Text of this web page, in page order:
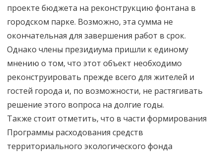
проекте бюджета на реконструкцию фонтана в
городском парке. Возможно, эта сумма не
окончательная для завершения работ в срок.
Однако члены президиума пришли к единому
мнению о том, что этот объект необходимо
реконструировать прежде всего для жителей и
гостей города и, по возможности, не растягивать
решение этого вопроса на долгие годы.
Также стоит отметить, что в части формирования
Программы расходования средств
территориального экологического фонда